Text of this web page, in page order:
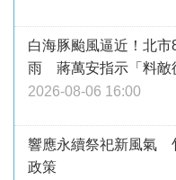
白海豚颱風逼近！北
雨 蔣萬安指示「料敵
2026-08-06 16:00
響應永續祭祀新風氣
政策